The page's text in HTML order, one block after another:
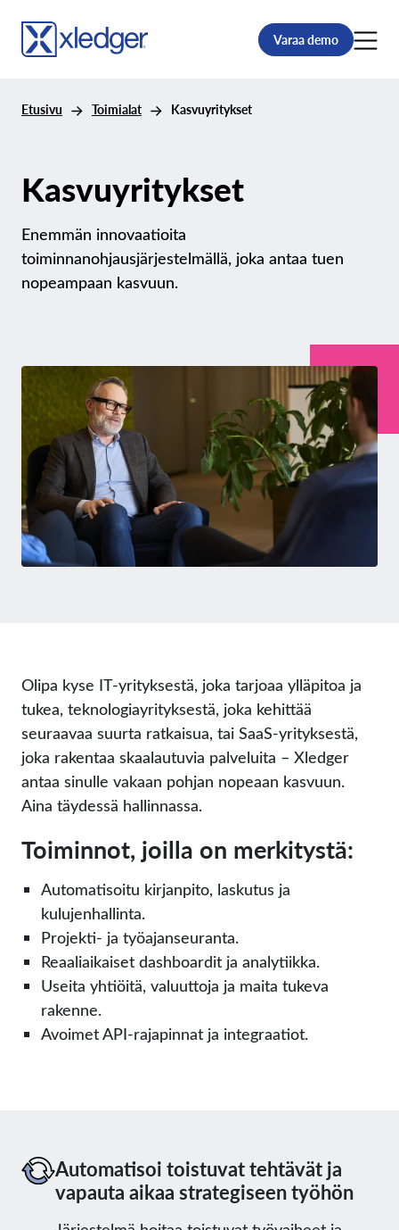
Varaa demo
Etusivu Toimialat Kasvuyritykset
Kasvuyritykset
Enemmän innovaatioita
toiminnanohjausjärjestelmällä, joka antaa tuen
nopeampaan kasvuun.
Olipa kyse IT-yrityksestä, joka tarjoaa ylläpitoa ja
tukea, teknologiayrityksestä, joka kehittää
seuraavaa suurta ratkaisua, tai SaaS-yrityksestä,
joka rakentaa skaalautuvia palveluita – Xledger
antaa sinulle vakaan pohjan nopeaan kasvuun.
Aina täydessä hallinnassa.
Toiminnot, joilla on merkitystä:
Automatisoitu kirjanpito, laskutus ja
kulujenhallinta.
Projekti- ja työajanseuranta.
Reaaliaikaiset dashboardit ja analytiikka.
Useita yhtiöitä, valuuttoja ja maita tukeva
rakenne.
Avoimet API-rajapinnat ja integraatiot.
Automatisoi toistuvat tehtävät ja
vapauta aikaa strategiseen työhön